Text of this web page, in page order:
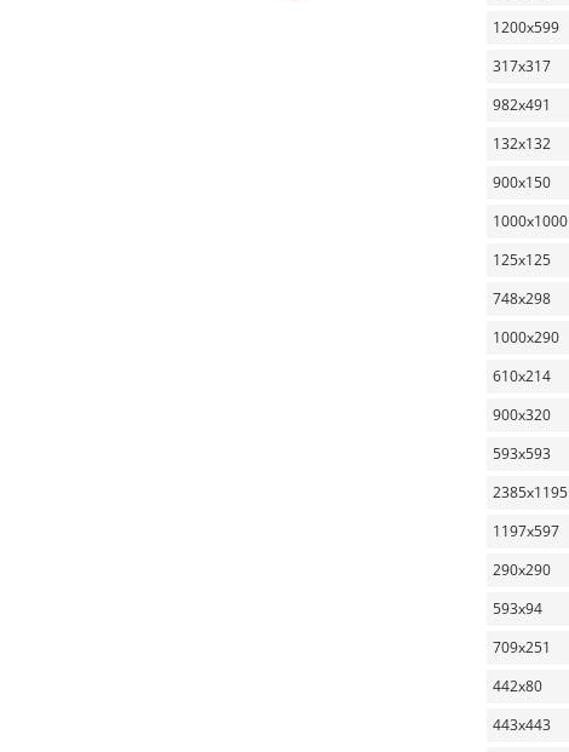
1200x599
317x317
982x491
132x132
900x150
1000x1000
125x125
748x298
1000x290
610x214
900x320
593x593
2385x1195
1197x597
290x290
593x94
709x251
442x80
443x443